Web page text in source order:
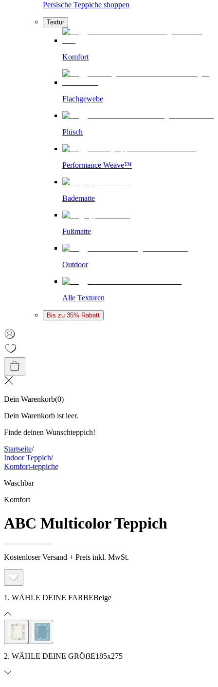
Persische Teppiche shoppen
Textur
Komfort
Flachgewebe
Plüsch
Performance Weave™
Badematte
Fußmatte
Outdoor
Alle Texturen
Bis zu 35% Rabatt
Dein Warenkorb(0)
Dein Warenkorb ist leer.
Finde deinen Wunschteppich!
Startseite/
Indoor Teppich/
Komfort-teppiche
Waschbar
Komfort
ABC Multicolor Teppich
Kostenloser Versand + Preis inkl. MwSt.
1. WÄHLE DEINE FARBEBeige
2. WÄHLE DEINE GRÖẞE185x275